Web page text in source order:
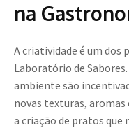
na
A criatividade é um dos
Laboratório de
ambiente são
novas texturas, aromas
a criação de pratos que